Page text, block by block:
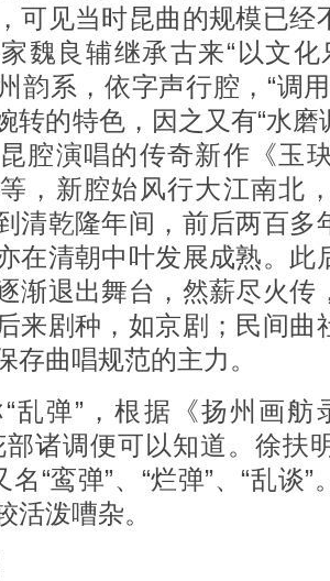
可见当时昆曲的规模已经
魏良辅继承古来“以文
韵系，依字声行腔，“调
转的特色，因之又有“水磨
腔演唱的传奇新作《玉
等，新腔始风行大江南北
清乾隆年间，前后两百多
在清朝中叶发展成熟。此
渐退出舞台，然薪尽火传
来剧种，如京剧；民间曲
存曲唱规范的主力。
乱弹”，根据《扬州画舫
部诸调便可以知道。徐扶
名“鸾弹”、“烂弹”、“乱谈
活泼嘈杂。